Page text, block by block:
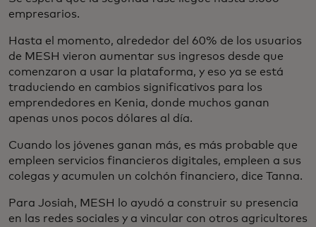
empresarios.
Hasta el momento, alrededor del 60% de los usuarios
de MESH vieron aumentar sus ingresos desde que
comenzaron a usar la plataforma, y eso ya se está
traduciendo en cambios significativos para los
emprendedores en Kenia, donde muchos ganan
apenas unos pocos dólares al día.
Cuando los jóvenes ganan más, es más probable que
empleen servicios financieros digitales, empleen a sus
colegas y acumulen un colchón financiero, dice Tanna.
Para Josiah, MESH lo ayudó a construir su presencia
en las redes sociales y a vincular con otros agricultores